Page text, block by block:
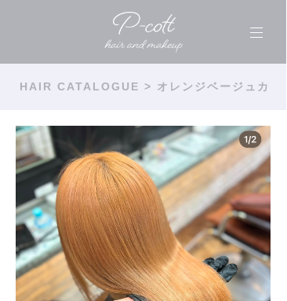
HAIR CATALOGUE > オレンジベージュカ